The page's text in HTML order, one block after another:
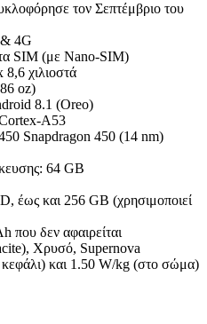
τον Σεπτέμβριο του
4G
SIM (με Nano-SIM)
χιλιοστά
oz)
8.1 (Oreo)
A53
Snapdragon 450 (14 nm)
64 GB
έως και 256 GB (χρησιμοποιεί
δεν αφαιρείται
Χρυσό, Supernova
και 1.50 W/kg (στο σώμα)